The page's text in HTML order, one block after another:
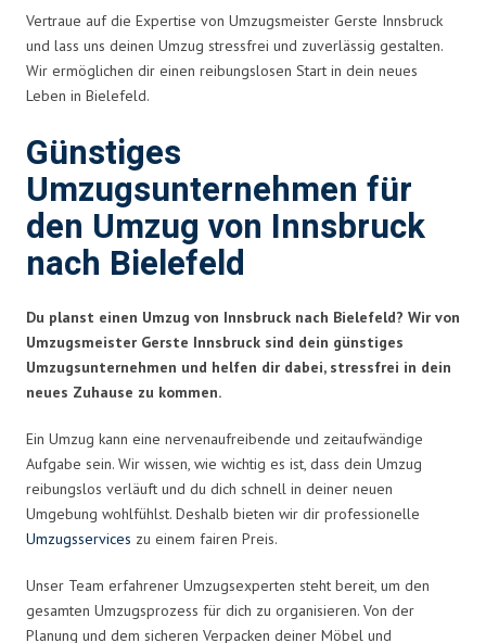
Vertraue auf die Expertise von Umzugsmeister Gerste Innsbruck
und lass uns deinen Umzug stressfrei und zuverlässig gestalten.
Wir ermöglichen dir einen reibungslosen Start in dein neues
Leben in Bielefeld.
Günstiges
Umzugsunternehmen für
den Umzug von Innsbruck
nach Bielefeld
Du planst einen Umzug von Innsbruck nach Bielefeld? Wir von
Umzugsmeister Gerste Innsbruck sind dein günstiges
Umzugsunternehmen und helfen dir dabei, stressfrei in dein
neues Zuhause zu kommen.
Ein Umzug kann eine nervenaufreibende und zeitaufwändige
Aufgabe sein. Wir wissen, wie wichtig es ist, dass dein Umzug
reibungslos verläuft und du dich schnell in deiner neuen
Umgebung wohlfühlst. Deshalb bieten wir dir professionelle
Umzugsservices zu einem fairen Preis.
Unser Team erfahrener Umzugsexperten steht bereit, um den
gesamten Umzugsprozess für dich zu organisieren. Von der
Planung und dem sicheren Verpacken deiner Möbel und